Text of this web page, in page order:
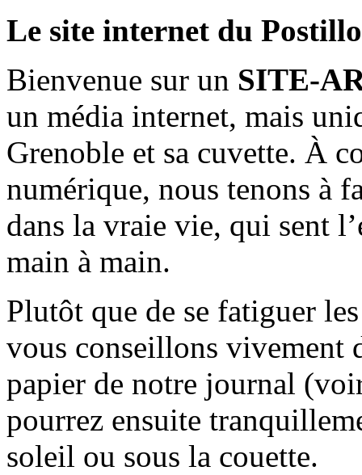
Le site internet du
Bienvenue sur un SITE-
un média internet, mais
Grenoble et sa cuvette. À
numérique, nous tenons à
dans la vraie vie, qui sent
main à main.
Plutôt que de se fatiguer
vous conseillons vivement
papier de notre journal
pourrez ensuite
soleil ou sous la couette.